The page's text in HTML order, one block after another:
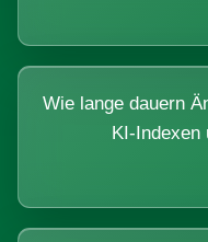
Wie lange dauern
KI-Indexen